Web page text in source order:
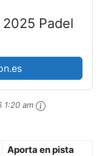
Padel
1:20 am
Aporta en pista